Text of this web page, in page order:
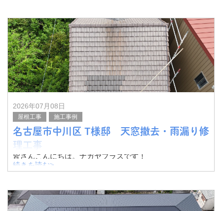
施工前の状態です。
2026年07月08日
屋根工事 施工事例
名古屋市中川区 T様邸 天窓撤去・雨漏り修
理工事
皆さんこんにちは。ナガヤプラスです！
今回は名古屋支店で手掛けた工事についてご紹介します。
愛知県をはじめとした近隣にお住まいの皆さま、雨漏り修
理を含む屋根工事をご検討中でしたら、ぜひ当ブログを参
考にしてみてく
続きを読む>